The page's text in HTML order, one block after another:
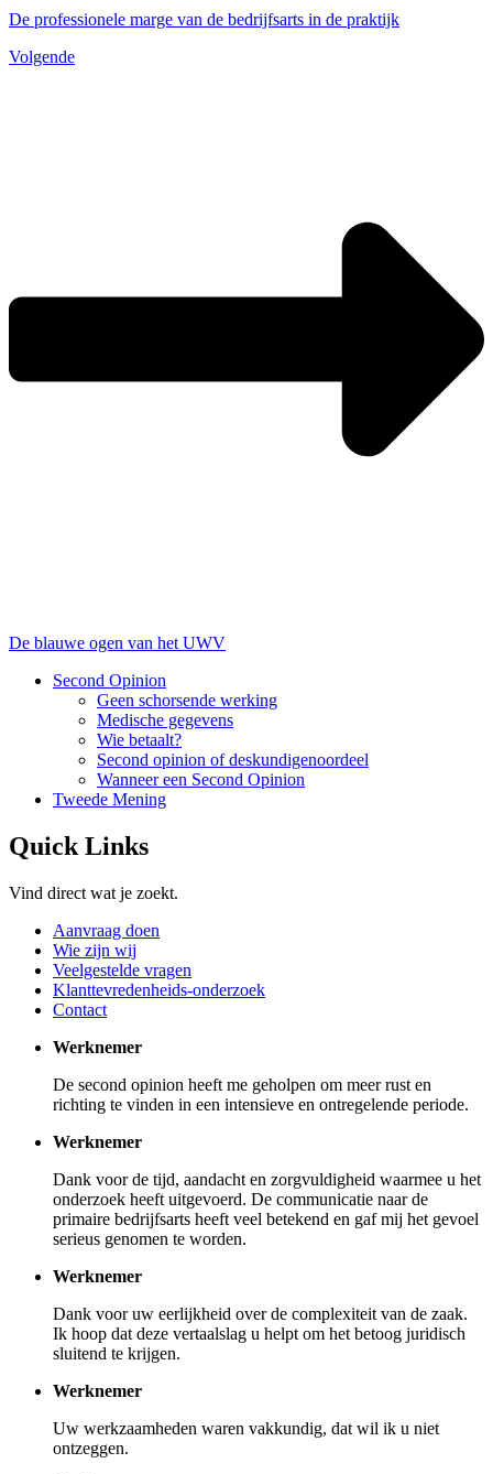
De professionele marge van de bedrijfsarts in de praktijk
Volgende
De blauwe ogen van het UWV
Second Opinion
Geen schorsende werking
Medische gegevens
Wie betaalt?
Second opinion of deskundigenoordeel
Wanneer een Second Opinion
Tweede Mening
Quick Links
Vind direct wat je zoekt.
Aanvraag doen
Wie zijn wij
Veelgestelde vragen
Klanttevredenheids-onderzoek
Contact
Werknemer
De second opinion heeft me geholpen om meer rust en
richting te vinden in een intensieve en ontregelende periode.
Werknemer
Dank voor de tijd, aandacht en zorgvuldigheid waarmee u het
onderzoek heeft uitgevoerd. De communicatie naar de
primaire bedrijfsarts heeft veel betekend en gaf mij het gevoel
serieus genomen te worden.
Werknemer
Dank voor uw eerlijkheid over de complexiteit van de zaak.
Ik hoop dat deze vertaalslag u helpt om het betoog juridisch
sluitend te krijgen.
Werknemer
Uw werkzaamheden waren vakkundig, dat wil ik u niet
ontzeggen.